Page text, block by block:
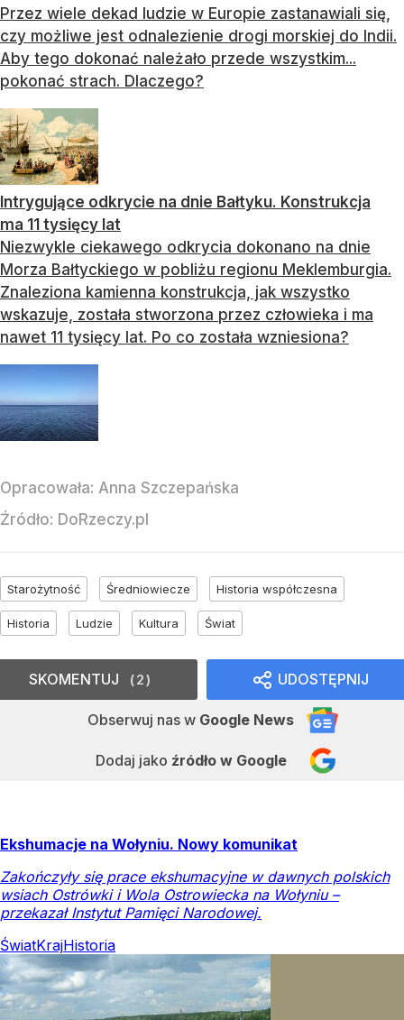
Przez wiele dekad ludzie w Europie zastanawiali się,
czy możliwe jest odnalezienie drogi morskiej do Indii.
Aby tego dokonać należało przede wszystkim...
pokonać strach. Dlaczego?
Intrygujące odkrycie na dnie Bałtyku. Konstrukcja
ma 11 tysięcy lat
Niezwykle ciekawego odkrycia dokonano na dnie
Morza Bałtyckiego w pobliżu regionu Meklemburgia.
Znaleziona kamienna konstrukcja, jak wszystko
wskazuje, została stworzona przez człowieka i ma
nawet 11 tysięcy lat. Po co została wzniesiona?
Opracowała: Anna Szczepańska
Źródło: DoRzeczy.pl
Starożytność Średniowiecze Historia współczesna
Historia Ludzie Kultura Świat
UDOSTĘPNIJ
Obserwuj nas w Google News
Dodaj jako źródło w Google
SKOMENTUJ 2
Ekshumacje na Wołyniu. Nowy komunikat
Zakończyły się prace ekshumacyjne w dawnych polskich
wsiach Ostrówki i Wola Ostrowiecka na Wołyniu –
przekazał Instytut Pamięci Narodowej.
ŚwiatKrajHistoria